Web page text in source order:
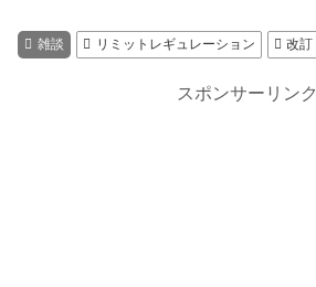
雑談 リミットレギュレーション 改訂
スポンサーリンク